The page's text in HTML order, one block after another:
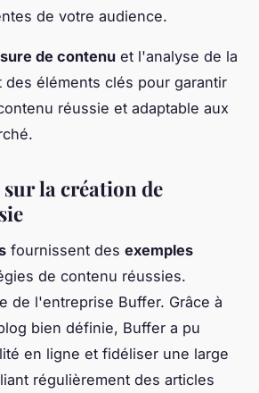
de votre audience.
de contenu et l'analyse de la
des éléments clés pour garantir
réussie et adaptable aux
sur la création de
fournissent des exemples
de contenu réussies.
de l'entreprise Buffer. Grâce à
bien définie, Buffer a pu
en ligne et fidéliser une large
régulièrement des articles